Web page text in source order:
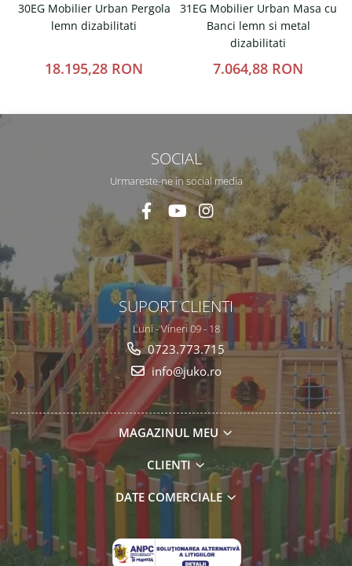
30EG Mobilier Urban Pergola
lemn dizabilitati
18.195,28 RON
31EG Mobilier Urban Masa cu
Banci lemn si metal
dizabilitati
7.064,88 RON
SOCIAL
Urmareste-ne in social media
SUPORT CLIENTI
Luni - Vineri 09 - 18
0723.773.715
info@juko.ro
MAGAZINUL MEU
CLIENTI
DATE COMERCIALE